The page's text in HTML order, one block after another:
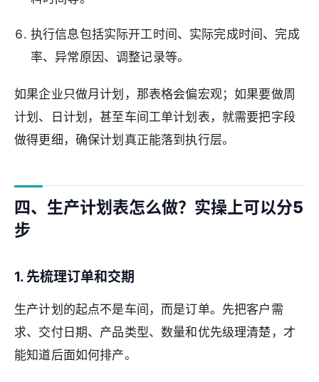
执行信息包括实际开工时间、实际完成时间、完成
率、异常原因、调整记录等。
如果企业只做月计划，那表格会偏宏观；如果要做周
计划、日计划，甚至车间工单计划表，就需要把字段
做得更细，确保计划真正能落到执行层。
四、生产计划表怎么做？实操上可以分5
步
1. 先梳理订单和交期
生产计划的起点不是车间，而是订单。先把客户需
求、交付日期、产品类型、数量和优先级理清楚，才
能知道后面如何排产。